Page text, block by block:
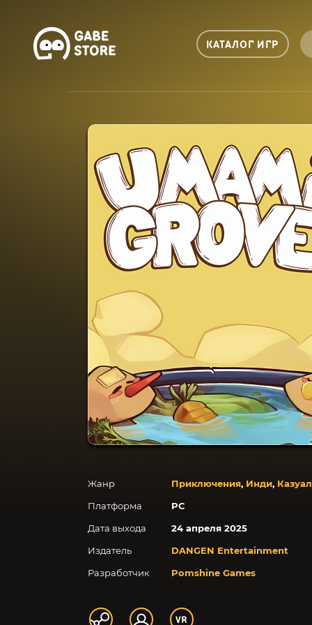
КАТАЛОГ ИГР
Жанр Приключения, Инди,
Платформа
PC
Дата выхода
24 апреля 2025
Издатель
DANGEN Entertainment
Разработчик
Pomshine Games